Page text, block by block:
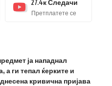
27.4кСледачи
Претплатете се
ја нападнал
а ги тепал ќерките и
кривична пријава